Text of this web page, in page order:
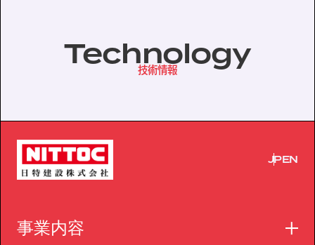
Technology
技術情報
JPEN
事業内容